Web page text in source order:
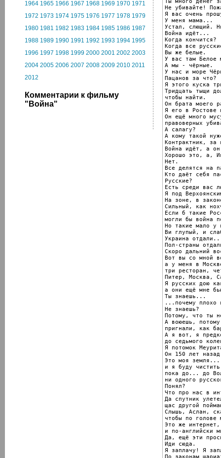
1964 1965 1966 1967 1968 1969 1970 1971
1972 1973 1974 1975 1976 1977 1978 1979
1980 1981 1982 1983 1984 1985 1986 1987
1988 1989 1990 1991 1992 1993 1994 1995
1996 1997 1998 1999 2000 2001 2002 2003
2004 2005 2006 2007 2008 2009 2010 2011
2012
Комментарии к фильму
"Война"
Не убивайте!
Я вас очень
У меня мама...
Устал, слющий.
Война идёт...
Когда кончится?
Когда все
Вы же белые.
У вас там Белое
А мы - чёрные.
У нас и море
Пацанов за что?
Я этого куска
Тридцать тыщи
чтобы найти.
Он брата моего
Я его в Ростове
Он ещё много
правоверных
А салагу?
А кому такой
Контрактник, за
Война идёт, а
Хорошо это, а,
Нет.
Все делятся на
Кто даёт себя
Русские?
Есть среди вас
Я под
На зоне, в
Сильный, как
Если б такие
могли бы война
Но такие мало у
Ви глупый, и
Украина
Пол-страны
Скоро дальний
Вот вы со мной
а у меня в
три ресторан,
Питер, Москва,
Я русских дою
а они ещё мне
Ты знаешь...
...почему плохо
Не знаешь?
Потому, что ты
А воюешь,
пригнали, как
А я вот, я
до седьмого
Я потомок
Он 150 лет
Это моя земля...
и я буду
пока до... до
ни одного
Понял?
Что про нас в
Да спутник
щас другой
Слышь, Аслан,
чтобы по голове
Это же
и по-английски
Да, ещё эти
Иди сюда.
Я заплачу! Я
По законам